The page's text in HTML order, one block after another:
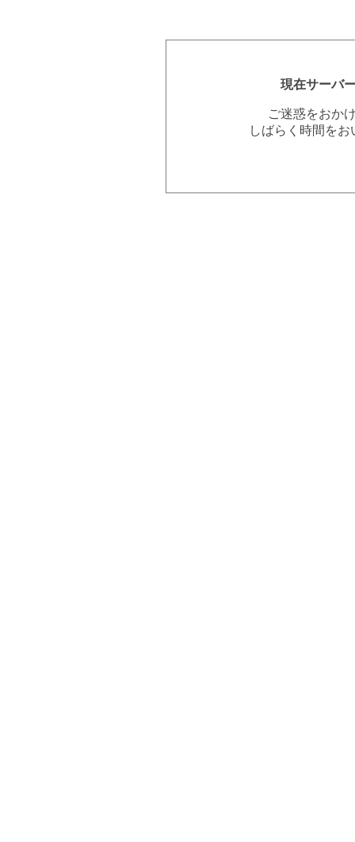
現在サーバ
ご迷惑をおか
しばらく時間を